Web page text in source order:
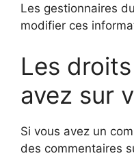
Les gestionnaires
modifier ces
Les
avez sur
Si vous avez un
des commentaires